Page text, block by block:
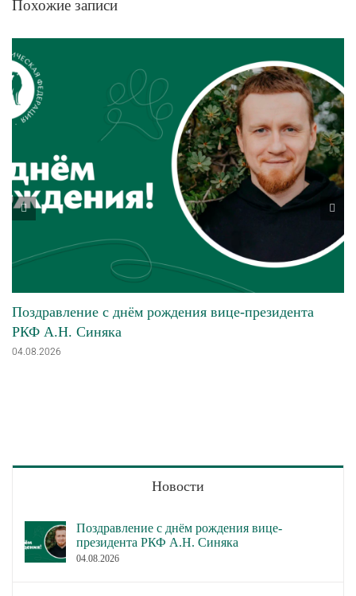
Похожие записи
Поздравление с днём рождения вице-президента
РКФ А.Н. Синяка
04.08.2026
Новости
Поздравление с днём рождения вице-
президента РКФ А.Н. Синяка
04.08.2026